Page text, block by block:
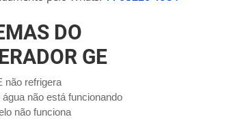
DO
GE
não refrigera
não está funcionando
não funciona